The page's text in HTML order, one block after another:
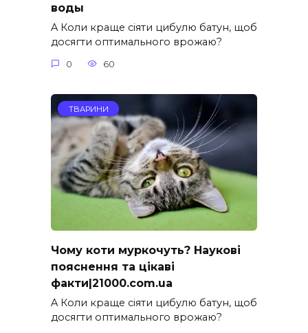
воды
A Коли краще сіяти цибулю батун, щоб
досягти оптимального врожаю?
0 60
ТВАРИНИ
Чому коти муркочуть? Наукові
пояснення та цікаві
факти|21000.com.ua
A Коли краще сіяти цибулю батун, щоб
досягти оптимального врожаю?